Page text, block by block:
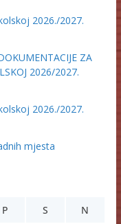
2026./2027.
ZA
2026/2027.
2026./2027.
mjesta
P S N